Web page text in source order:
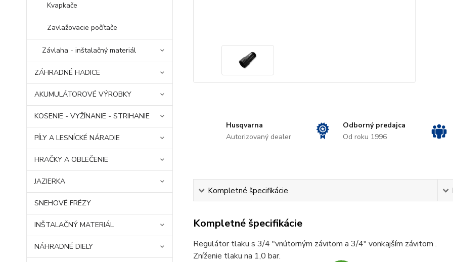
Kvapkače
Zavlažovacie počítače
Závlaha - inštalačný materiál
ZÁHRADNÉ HADICE
AKUMULÁTOROVÉ VÝROBKY
KOSENIE - VYŽÍNANIE - STRIHANIE
PÍLY A LESNÍCKÉ NÁRADIE
HRAČKY A OBLEČENIE
JAZIERKA
SNEHOVÉ FRÉZY
INŠTALAČNÝ MATERIÁL
NÁHRADNÉ DIELY
Husqvarna
Autorizovaný dealer
Odborný predajca
Od roku 1996
Kompletné špecifikácie
Kompletné špecifikácie
Regulátor tlaku s 3/4 "vnútorným závitom a 3/4" vonkajším závitom .
Zníženie tlaku na 1,0 bar.